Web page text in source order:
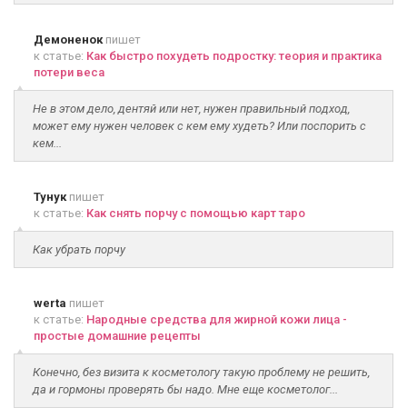
Демоненокпишет
к статье: Как быстро похудеть подростку: теория и практика
потери веса
Не в этом дело, дентяй или нет, нужен правильный подход,
может ему нужен человек с кем ему худеть? Или поспорить с
кем...
Тунукпишет
к статье: Как снять порчу с помощью карт таро
Как убрать порчу
werta пишет
к статье: Народные средства для жирной кожи лица -
простые домашние рецепты
Конечно, без визита к косметологу такую проблему не решить,
да и гормоны проверять бы надо. Мне еще косметолог...